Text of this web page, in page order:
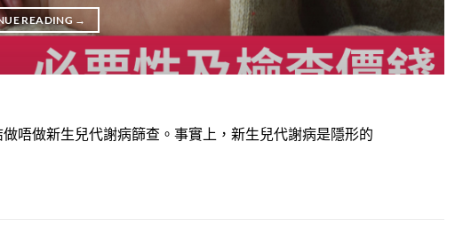
READING →
唔做新生兒代謝病篩查。事實上，新生兒代謝病是隱形的